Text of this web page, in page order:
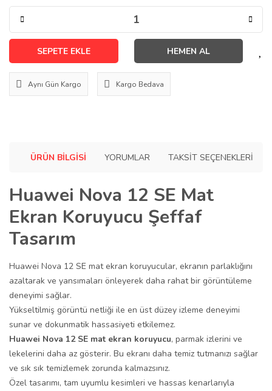
SEPETE EKLE HEMEN AL
Aynı Gün Kargo Kargo Bedava
ÜRÜN BILGISI YORUMLAR TAKSIT SEÇENEKLERI
Huawei Nova 12 SE Mat
Ekran Koruyucu Şeffaf
Tasarım
Huawei Nova 12 SE mat ekran koruyucular, ekranın parlaklığını
azaltarak ve yansımaları önleyerek daha rahat bir görüntüleme
deneyimi sağlar.
Yükseltilmiş görüntü netliği ile en üst düzey izleme deneyimi
sunar ve dokunmatik hassasiyeti etkilemez.
Huawei Nova 12 SE mat ekran koruyucu, parmak izlerini ve
lekelerini daha az gösterir. Bu ekranı daha temiz tutmanızı sağlar
ve sık sık temizlemek zorunda kalmazsınız.
Özel tasarımı, tam uyumlu kesimleri ve hassas kenarlarıyla